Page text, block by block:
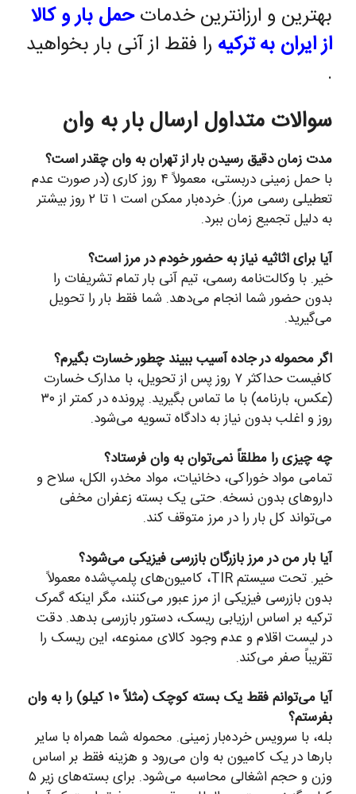
بهترین و ارزانترین خدماتحمل بار و کالا
از ایران به ترکیه را فقط از آنی بار بخواهید
.
سوالات متداول ارسال بار به وان
مدت زمان دقیق رسیدن بار از تهران به وان چقدر است؟
با حمل زمینی دربستی، معمولاً ۴ روز کاری (در صورت عدم
تعطیلی رسمی مرز). خرده‌بار ممکن است ۱ تا ۲ روز بیشتر
به دلیل تجمیع زمان ببرد.
آیا برای اثاثیه نیاز به حضور خودم در مرز است؟
خیر. با وکالت‌نامه رسمی، تیم آنی بار تمام تشریفات را
بدون حضور شما انجام می‌دهد. شما فقط بار را تحویل
می‌گیرید.
اگر محموله در جاده آسیب ببیند چطور خسارت بگیرم؟
کافیست حداکثر ۷ روز پس از تحویل، با مدارک خسارت
(عکس، بارنامه) با ما تماس بگیرید. پرونده در کمتر از ۳۰
روز و اغلب بدون نیاز به دادگاه تسویه می‌شود.
چه چیزی را مطلقاً نمی‌توان به وان فرستاد؟
تمامی مواد خوراکی، دخانیات، مواد مخدر، الکل، سلاح و
داروهای بدون نسخه. حتی یک بسته زعفران مخفی
می‌تواند کل بار را در مرز متوقف کند.
آیا بار من در مرز بازرگان بازرسی فیزیکی می‌شود؟
خیر. تحت سیستم TIR، کامیون‌های پلمپ‌شده معمولاً
بدون بازرسی فیزیکی از مرز عبور می‌کنند، مگر اینکه گمرک
ترکیه بر اساس ارزیابی ریسک، دستور بازرسی بدهد. دقت
در لیست اقلام و عدم وجود کالای ممنوعه، این ریسک را
تقریباً صفر می‌کند.
آیا می‌توانم فقط یک بسته کوچک (مثلاً ۱۰ کیلو) را به وان
بفرستم؟
بله، با سرویس خرده‌بار زمینی. محموله شما همراه با سایر
بارها در یک کامیون به وان می‌رود و هزینه فقط بر اساس
وزن و حجم اشغالی محاسبه می‌شود. برای بسته‌های زیر ۵